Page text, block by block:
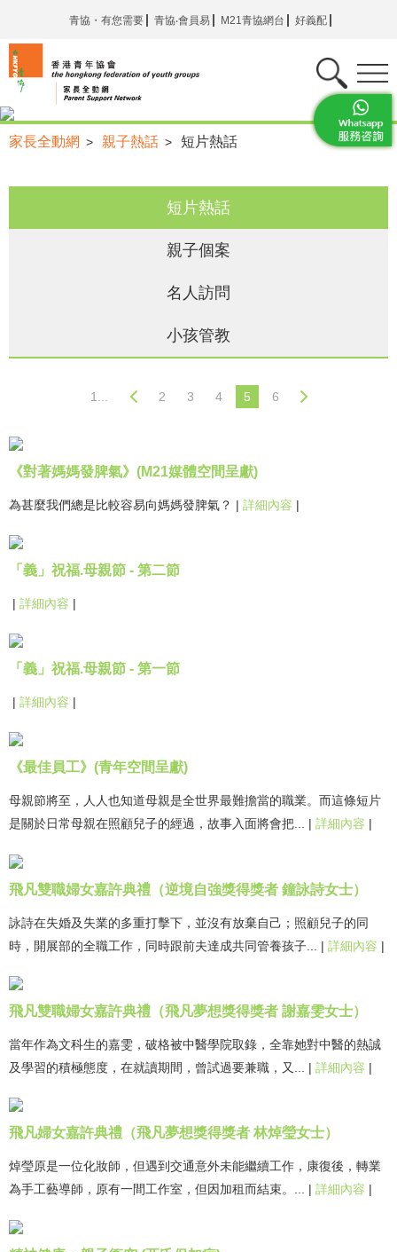
青協・有您需要 青協‧會員易 M21青協網台 好義配
家長全動網 > 親子熱話 > 短片熱話
短片熱話
親子個案
名人訪問
小孩管教
1... 2 3 4 5 6
《對著媽媽發脾氣》(M21媒體空間呈獻)
為甚麼我們總是比較容易向媽媽發脾氣？ | 詳細內容 |
「義」祝福.母親節 - 第二節
| 詳細內容 |
「義」祝福.母親節 - 第一節
| 詳細內容 |
《最佳員工》(青年空間呈獻)
母親節將至，人人也知道母親是全世界最難擔當的職業。而這條短片
是關於日常母親在照顧兒子的經過，故事入面將會把... | 詳細內容 |
飛凡雙職婦女嘉許典禮（逆境自強獎得獎者 鐘詠詩女士）
詠詩在失婚及失業的多重打擊下，並沒有放棄自己；照顧兒子的同
時，開展部的全職工作，同時跟前夫達成共同管養孩子... | 詳細內容 |
飛凡雙職婦女嘉許典禮（飛凡夢想獎得獎者 謝嘉雯女士）
當年作為文科生的嘉雯，破格被中醫學院取錄，全靠她對中醫的熱誠
及學習的積極態度，在就讀期間，曾試過要兼職，又... | 詳細內容 |
飛凡婦女嘉許典禮（飛凡夢想獎得獎者 林焯瑩女士）
焯瑩原是一位化妝師，但遇到交通意外未能繼續工作，康復後，轉業
為手工藝導師，原有一間工作室，但因加租而結束。... | 詳細內容 |